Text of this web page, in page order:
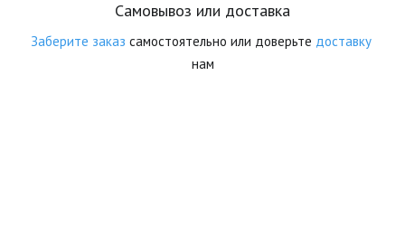
Самовывоз или доставка
Заберите заказ самостоятельно или доверьте доставку
нам